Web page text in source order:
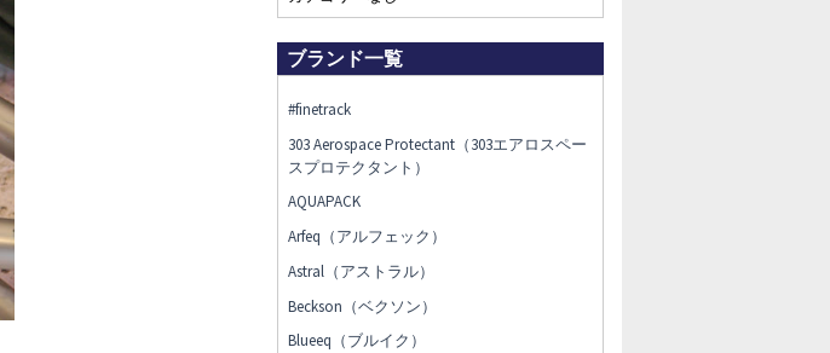
ブランド一覧
#finetrack
303 Aerospace Protectant（303エアロスペー
スプロテクタント）
AQUAPACK
Arfeq（アルフェック）
Astral（アストラル）
Beckson（ベクソン）
Blueeq（ブルイク）